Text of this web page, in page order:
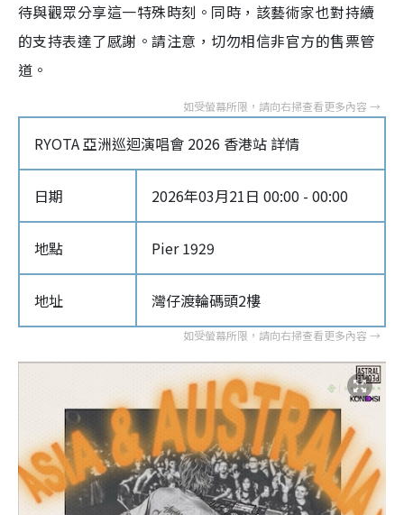
待與觀眾分享這一特殊時刻。同時，該藝術家也對持續
的支持表達了感謝。請注意，切勿相信非官方的售票管
道。
RYOTA 亞洲巡迴演唱會 2026 香港站 詳情
日期 2026年03月21日 00:00 - 00:00
地點 Pier 1929
地址 灣仔渡輪碼頭2樓